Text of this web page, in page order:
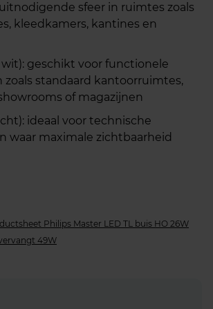
sfeer in ruimtes zoals
kleedkamers, kantines en
geschikt voor functionele
zoals standaard kantoorruimtes,
of magazijnen
ideaal voor technische
waar maximale zichtbaarheid
Philips Master LED TL buis HO 26W
49W